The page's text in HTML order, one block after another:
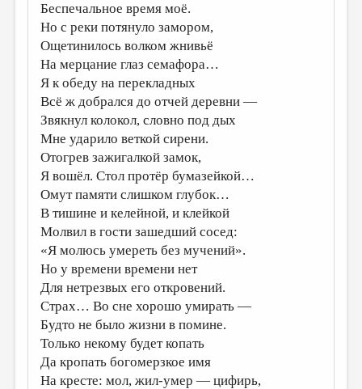
КУЛЬТУРОВЕДЕНИЕ
ПУБЛИЦИСТИКА
РЕЦЕНЗИРОВАНИЕ
ЦИКЛЫ ПУБЛИКАЦИЙ
ТРЕДИАКОВСКИЙ
МЕДИА
ВКОНТАКТЕ
Беспечальное время моё.
Но с реки потянуло замором,
Ощетинилось волком жнивьё
На мерцание глаз семафора…
Я к обеду на перекладных
Всё ж добрался до отчей деревни —
Звякнул колокол, словно под дых
Мне ударило веткой сирени.
Отогрев зажигалкой замок,
Я вошёл. Стол протёр бумазейкой…
Омут памяти слишком глубок…
В тишине и келейной, и клейкой
Молвил в гости зашедший сосед:
«Я молюсь умереть без мучений».
Но у времени времени нет
Для нетрезвых его откровений.
Страх… Во сне хорошо умирать —
Будто не было жизни в помине.
Только некому будет копать
Да кропать богомерзкое имя
На кресте: мол, жил-умер — цифирь,